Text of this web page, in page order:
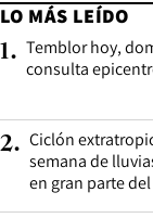
LO MÁS LEÍDO
1. Temblor hoy,
consulta
2. Ciclón
semana de
en gran parte